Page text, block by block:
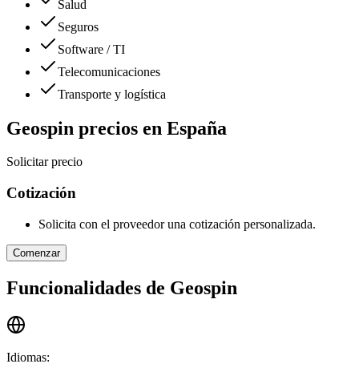
Salud
Seguros
Software / TI
Telecomunicaciones
Transporte y logística
Geospin precios en España
Solicitar precio
Cotización
Solicita con el proveedor una cotización personalizada.
Comenzar
Funcionalidades de Geospin
Idiomas: